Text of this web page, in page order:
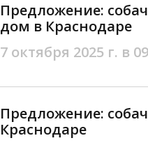
Предложение:
дом в Краснодаре
7 октября 2025 г. в
Предложение:
Краснодаре